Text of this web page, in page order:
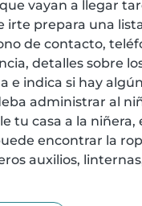
vayan a llegar
irte prepara una
de contacto,
detalles sobre
e indica si hay
administrar al
tu casa a la niñera,
encontrar la
auxilios,